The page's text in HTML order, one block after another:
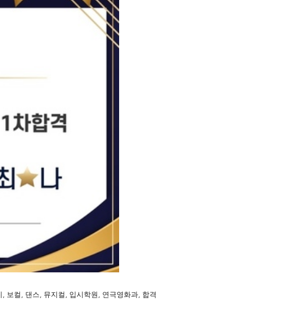
보컬 댄스 뮤지컬 입시학원 연극영화과 합격